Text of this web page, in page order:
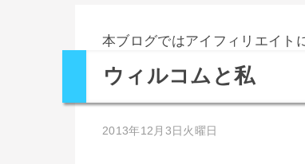
本ブログではアイフィリエイト
ウィルコムと私
2013年12月3日火曜日